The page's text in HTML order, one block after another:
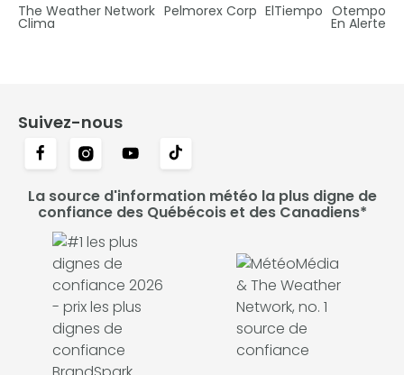
The Weather Network Pelmorex Corp ElTiempo Otempo
Clima En Alerte
Suivez-nous
La source d'information météo la plus digne de
confiance des Québécois et des Canadiens*